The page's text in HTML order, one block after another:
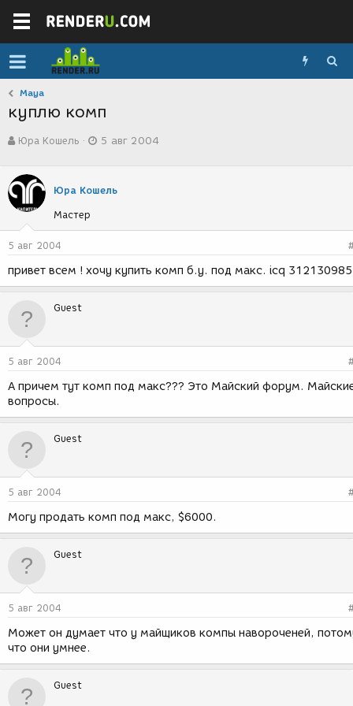
Maya
куплю комп
в
о
р
т
е
м
ы
Юра Кошель
а
с
д
и
я
5 авг 2004
Юра Кошель
Мастер
5 авг 2004
привет всем ! хочу купить комп б.у. под макс. icq 312130985
Guest
5 авг 2004
А причем тут комп под макс??? Это Майский форум.
вопросы.
Guest
5 авг 2004
Могу продать комп под макс, $6000.
Guest
5 авг 2004
Может он думает что у майщиков компы навороченей,
что они умнее.
Guest